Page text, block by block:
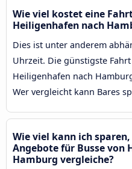
Wie viel kostet eine
Heiligenhafen nach
Dies ist unter anderem
Uhrzeit. Die günstigste
Heiligenhafen nach
Wer vergleicht kann Bares
Wie viel kann ich
Angebote für Busse von
Hamburg vergleiche?